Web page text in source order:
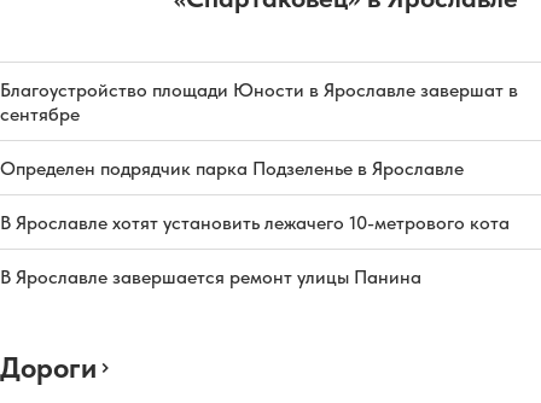
Благоустройство площади Юности в Ярославле завершат в
сентябре
Определен подрядчик парка Подзеленье в Ярославле
В Ярославле хотят установить лежачего 10-метрового кота
В Ярославле завершается ремонт улицы Панина
Дороги